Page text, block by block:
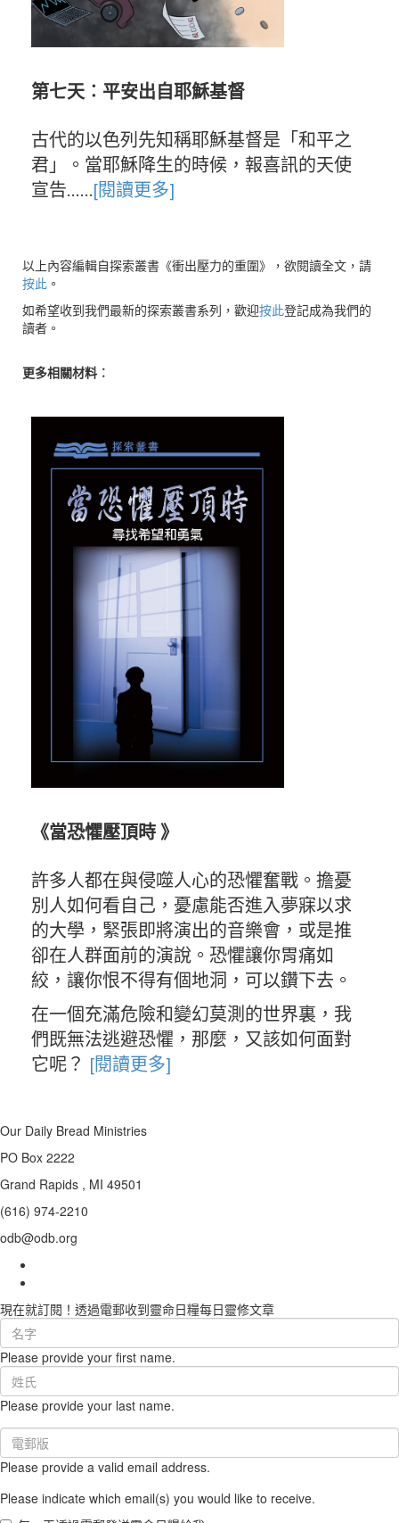
第七天︰平安出自耶穌基督
古代的以色列先知稱耶穌基督是「和平之
君」。當耶穌降生的時候，報喜訊的天使
宣告……[閱讀更多]
以上內容編輯自探索叢書《衝出壓力的重圍》，欲閱讀全文，請
按此 。
如希望收到我們最新的探索叢書系列，歡迎按此登記成為我們的
讀者。
更多相關材料︰
《當恐懼壓頂時 》
許多人都在與侵噬人心的恐懼奮戰。擔憂
別人如何看自己，憂慮能否進入夢寐以求
的大學，緊張即將演出的音樂會，或是推
卻在人群面前的演說。恐懼讓你胃痛如
絞，讓你恨不得有個地洞，可以鑽下去。
在一個充滿危險和變幻莫測的世界裏，我
們既無法逃避恐懼，那麼，又該如何面對
它呢？ [閱讀更多]
Our Daily Bread Ministries
PO Box 2222
Grand Rapids , MI 49501
(616) 974-2210
odb@odb.org
現在就訂閱！透過電郵收到靈命日糧每日靈修文章
First
Name
(required)
Please provide your first name.
Last
Name
(required)
Please provide your last name.
Email
(required)
Please provide a valid email address.
Please indicate which email(s) you would like to receive.